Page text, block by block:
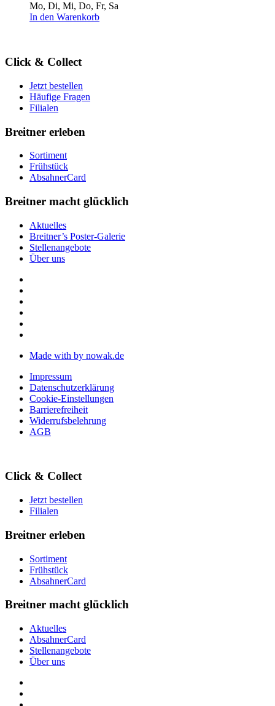
Mo, Di, Mi, Do, Fr, Sa
In den Warenkorb
Click & Collect
Jetzt bestellen
Häufige Fragen
Filialen
Breitner erleben
Sortiment
Frühstück
AbsahnerCard
Breitner macht glücklich
Aktuelles
Breitner’s Poster-Galerie
Stellenangebote
Über uns
Made with by nowak.de
Impressum
Datenschutzerklärung
Cookie-Einstellungen
Barrierefreiheit
Widerrufsbelehrung
AGB
Click & Collect
Jetzt bestellen
Filialen
Breitner erleben
Sortiment
Frühstück
AbsahnerCard
Breitner macht glücklich
Aktuelles
AbsahnerCard
Stellenangebote
Über uns